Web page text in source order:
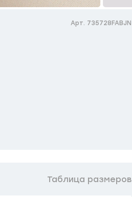
Арт. 735728FABJN
Таблица размеров